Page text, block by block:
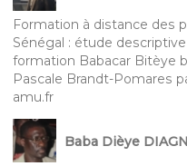
Formation à distance des
Sénégal : étude
formation Babacar Bitèye
Pascale Brandt-Pomares
amu.fr
Baba Dièye